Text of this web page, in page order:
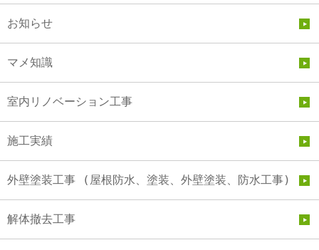
お知らせ
マメ知識
室内リノベーション工事
施工実績
外壁塗装工事 (屋根防水、塗装、外壁塗装、防水工事)
解体撤去工事